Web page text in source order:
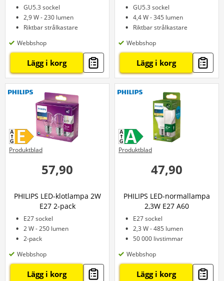
GU5.3 sockel
2,9 W - 230 lumen
Riktbar strålkastare
Webbshop
Lägg i korg
GU5.3 sockel
4,4 W - 345 lumen
Riktbar strålkastare
Webbshop
Lägg i korg
57,90
PHILIPS LED-klotlampa 2W
E27 2-pack
E27 sockel
2 W - 250 lumen
2-pack
Produktblad
Webbshop
Lägg i korg
47,90
PHILIPS LED-normallampa
2,3W E27 A60
E27 sockel
2,3 W - 485 lumen
50 000 livstimmar
Produktblad
Webbshop
Lägg i korg